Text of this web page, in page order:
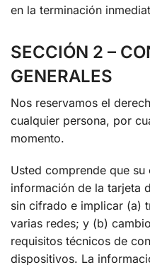
en la terminación
SECCIÓN 2 –
GENERALES
Nos reservamos el
cualquier persona, por
momento.
Usted comprende que
información de la tarjeta
sin cifrado e implicar (a)
varias redes; y (b)
requisitos técnicos de
dispositivos. La